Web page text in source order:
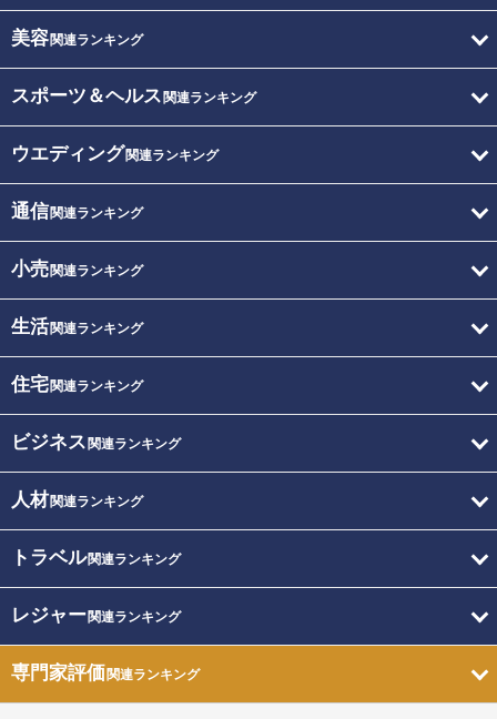
美容関連ランキング
スポーツ＆ヘルス 関連ランキング
ウエディング関連ランキング
通信関連ランキング
小売関連ランキング
生活関連ランキング
住宅関連ランキング
ビジネス 関連ランキング
人材関連ランキング
トラベル関連ランキング
レジャー関連ランキング
専門家評価関連ランキング